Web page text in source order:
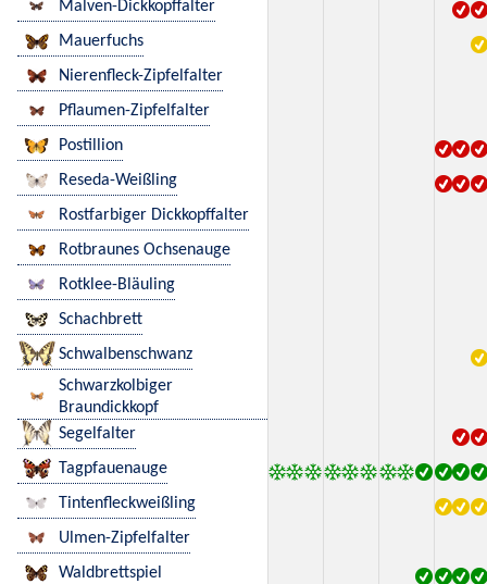
Malven-Dickkopffalter
Mauerfuchs
Nierenfleck-Zipfelfalter
Pflaumen-Zipfelfalter
Postillion
Reseda-Weißling
Rostfarbiger Dickkopffalter
Rotbraunes Ochsenauge
Rotklee-Bläuling
Schachbrett
Schwalbenschwanz
Schwarzkolbiger
Braundickkopf
Segelfalter
Tagpfauenauge
Tintenfleckweißling
Ulmen-Zipfelfalter
Waldbrettspiel